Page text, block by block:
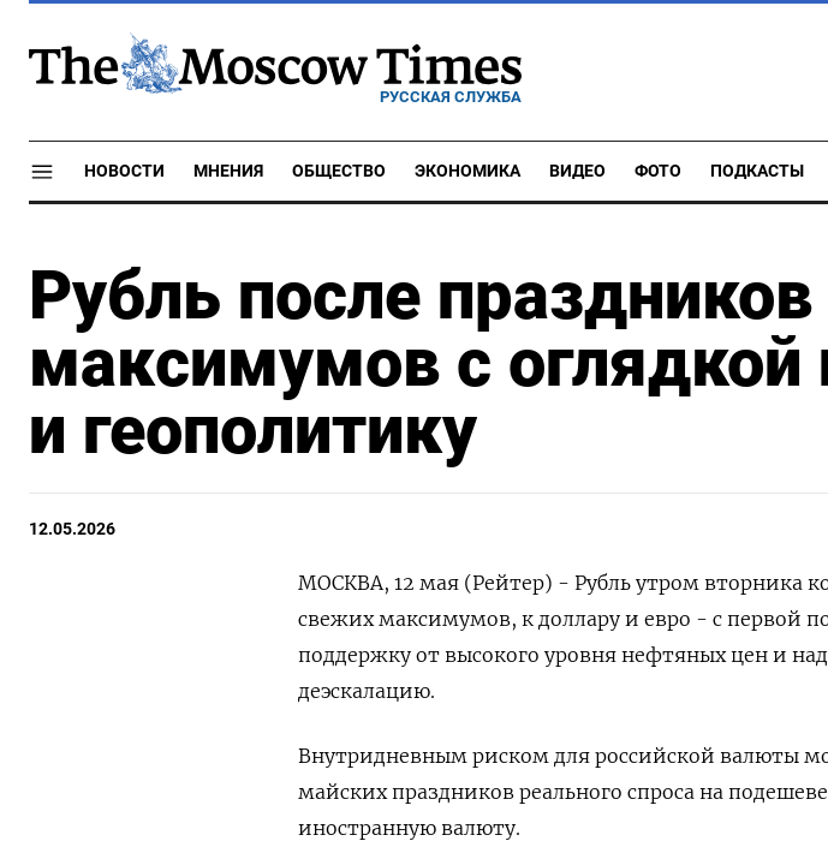
РУССКАЯ СЛУЖБА
НОВОСТИ МНЕНИЯ ОБЩЕСТВО ЭКОНОМИКА ВИДЕО ФОТО ПОДКАСТЫ
Рубль после
максимумов с оглядкой
и геополитику
12.05.2026
МОСКВА, 12 мая (Рейтер) - Рубль утром вторника
свежих максимумов, к доллару и евро - с первой
поддержку от высокого уровня нефтяных цен и
деэскалацию.
Внутридневным риском для российской валюты
майских праздников ‌реального спроса на
иностранную валюту.